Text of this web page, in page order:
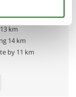
13 km
14 km
by 11 km